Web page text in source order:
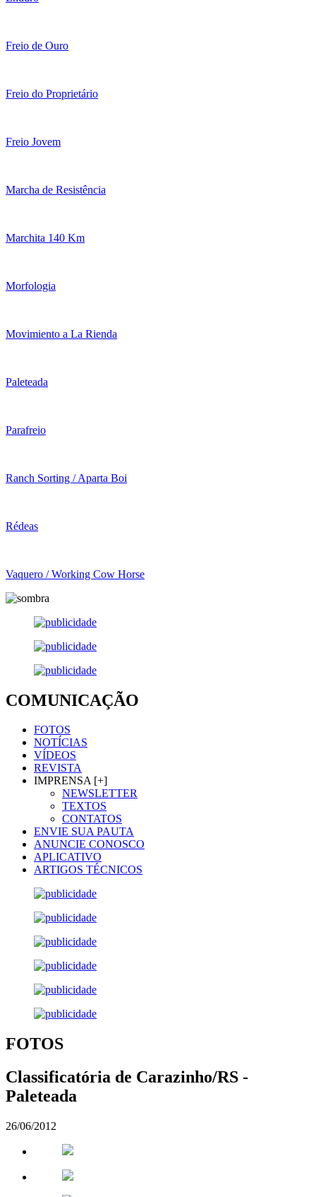
Freio de Ouro
Freio do Proprietário
Freio Jovem
Marcha de Resistência
Marchita 140 Km
Morfologia
Movimiento a La Rienda
Paleteada
Parafreio
Ranch Sorting / Aparta Boi
Rédeas
Vaquero / Working Cow Horse
COMUNICAÇÃO
FOTOS
NOTÍCIAS
VÍDEOS
REVISTA
IMPRENSA [+]
NEWSLETTER
TEXTOS
CONTATOS
ENVIE SUA PAUTA
ANUNCIE CONOSCO
APLICATIVO
ARTIGOS TÉCNICOS
FOTOS
Classificatória de Carazinho/RS -
Paleteada
26/06/2012